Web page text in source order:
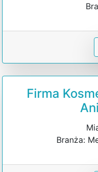
Firma
Branża: